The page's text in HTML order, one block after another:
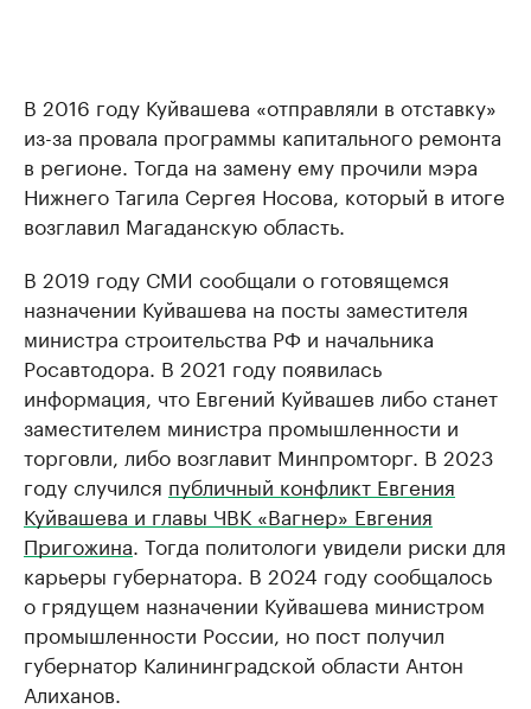
В 2016 году Куйвашева «отправляли в отставку»
из-за провала программы капитального ремонта
в регионе. Тогда на замену ему прочили мэра
Нижнего Тагила Сергея Носова, который в итоге
возглавил Магаданскую область.
В 2019 году СМИ сообщали о готовящемся
назначении Куйвашева на посты заместителя
министра строительства РФ и начальника
Росавтодора. В 2021 году появилась
информация, что Евгений Куйвашев либо станет
заместителем министра промышленности и
торговли, либо возглавит Минпромторг. В 2023
году случился публичный конфликт Евгения
Куйвашева и главы ЧВК «Вагнер» Евгения
Пригожина . Тогда политологи увидели риски для
карьеры губернатора. В 2024 году сообщалось
о грядущем назначении Куйвашева министром
промышленности России, но пост получил
губернатор Калининградской области Антон
Алиханов.